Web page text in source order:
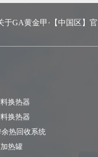
于GA黄金甲·【中国区】
换热器
换热器
热回收系统
热罐